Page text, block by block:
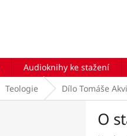
Audioknihy ke stažení
Teologie Dílo Tomáše
O